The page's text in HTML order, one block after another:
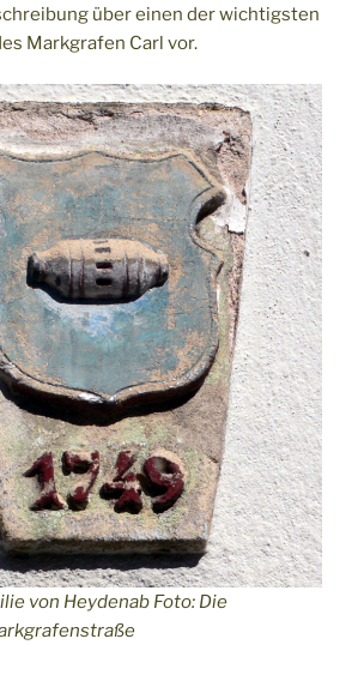
über einen der wichtigsten
Markgrafen Carl vor.
von Heydenab Foto: Die